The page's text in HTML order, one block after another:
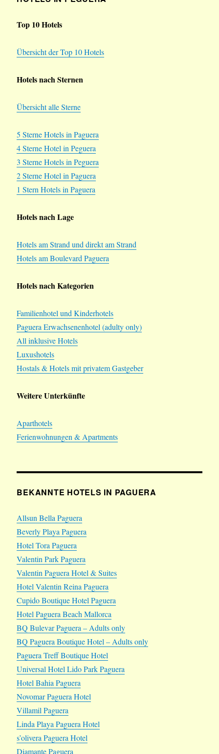
Top 10 Hotels
Übersicht der Top 10 Hotels
Hotels nach Sternen
Übersicht alle Sterne
5 Sterne Hotels in Paguera
4 Sterne Hotel in Peguera
3 Sterne Hotels in Peguera
2 Sterne Hotel in Paguera
1 Stern Hotels in Paguera
Hotels nach Lage
Hotels am Strand und direkt am Strand
Hotels am Boulevard Paguera
Hotels nach Kategorien
Familienhotel und Kinderhotels
Paguera Erwachsenenhotel (adulty only)
All inklusive Hotels
Luxushotels
Hostals & Hotels mit privatem Gastgeber
Weitere Unterkünfte
Aparthotels
Ferienwohnungen & Apartments
BEKANNTE HOTELS IN PAGUERA
Allsun Bella Paguera
Beverly Playa Paguera
Hotel Tora Paguera
Valentin Park Paguera
Valentin Paguera Hotel & Suites
Hotel Valentin Reina Paguera
Cupido Boutique Hotel Paguera
Hotel Paguera Beach Mallorca
BQ Bulevar Paguera – Adults only
BQ Paguera Boutique Hotel – Adults only
Paguera Treff Boutique Hotel
Universal Hotel Lido Park Paguera
Hotel Bahia Paguera
Novomar Paguera Hotel
Villamil Paguera
Linda Playa Paguera Hotel
s’olivera Paguera Hotel
Diamante Paguera